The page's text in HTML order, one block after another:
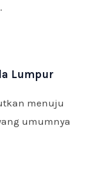
Lumpur
menuju
umumnya